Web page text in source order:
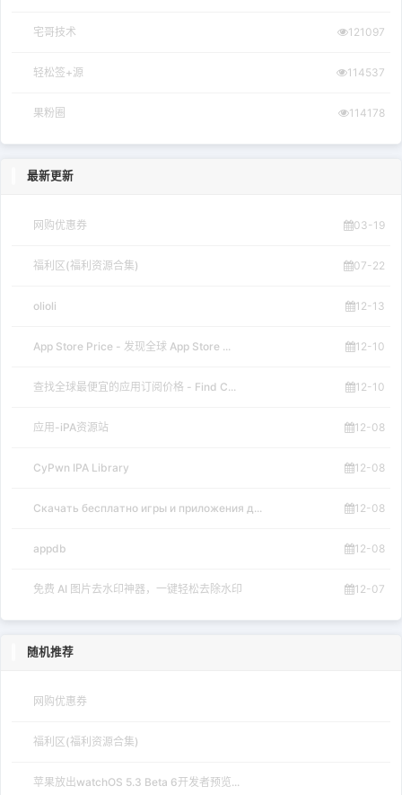
宅哥技术 121097
轻松签+源 114537
果粉圈 114178
最新更新
网购优惠券 03-19
福利区(福利资源合集) 07-22
olioli 12-13
App Store Price - 发现全球 App Store ... 12-10
查找全球最便宜的应用订阅价格 - Find C... 12-10
应用-iPA资源站 12-08
CyPwn IPA Library 12-08
Скачать бесплатно игры и приложения д... 12-08
appdb 12-08
免费 AI 图片去水印神器，一键轻松去除水印 12-07
随机推荐
网购优惠券
福利区(福利资源合集)
苹果放出watchOS 5.3 Beta 6开发者预览...